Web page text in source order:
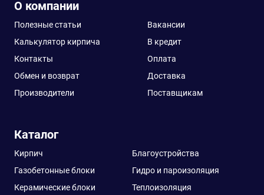
О компании
Полезные статьи
Вакансии
Калькулятор кирпича
В кредит
Контакты
Оплата
Обмен и возврат
Доставка
Производители
Поставщикам
Каталог
Кирпич
Газобетонные блоки
Керамические блоки
Благоустройства
Гидро и пароизоляция
Теплоизоляция